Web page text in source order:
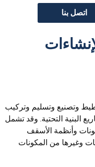
اتصل بنا
وتصنيع وتسليم وتركيب
البنية التحتية. وقد تشمل
وأنظمة الأسقف
وغيرها من المكونات